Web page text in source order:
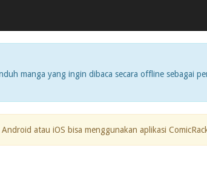
manga yang ingin dibaca secara offline sebagai
atau iOS bisa menggunakan aplikasi